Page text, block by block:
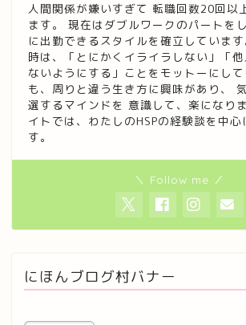
人間関係が嫌いすぎて 転職回数20回以
ます。 現在はダブルワークのパートを
に出勤できるスタイルを確立していま
時は、「とにかくイライラしない」「
ないようにする」ことをモットーにし
も、周りと違う生き方に興味があり、
選するマインドを 意識して、楽になり
イトでは、わたしのHSPの経験談を中心
す。
＼ Follow me ／
にほんブログ村バナー